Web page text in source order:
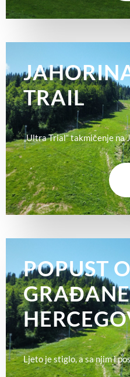
TRAIL
„Ultra Trial“ takmičenje na
POPUST
Ljeto je stiglo, a sa njim i